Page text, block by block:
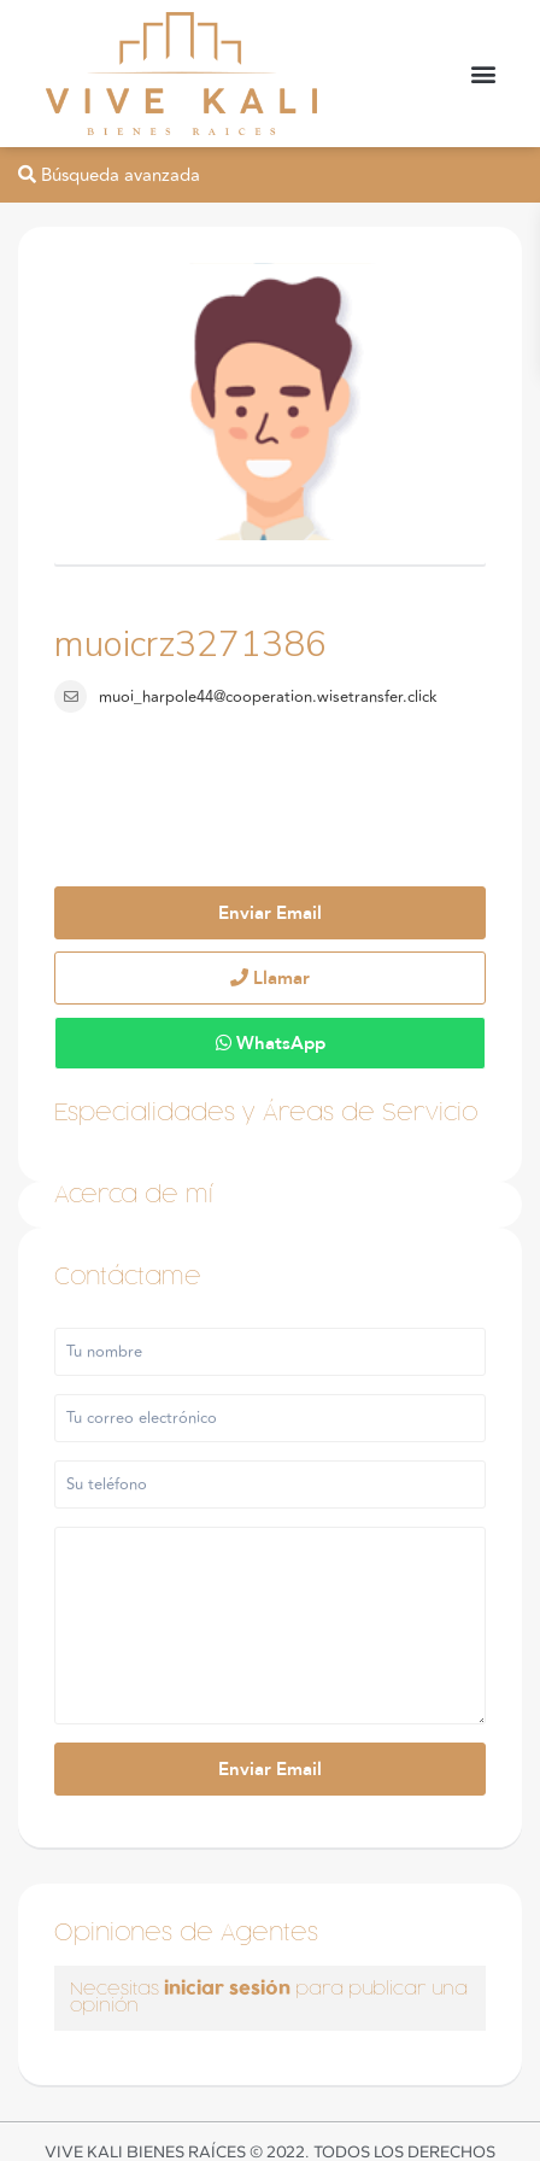
Búsqueda avanzada
muoicrz3271386
muoi_harpole44@cooperation.wisetransfer.click
Enviar Email
Llamar
WhatsApp
Especialidades y Áreas de Servicio
Acerca de mí
Contáctame
Opiniones de Agentes
Necesitas iniciar sesión para publicar una
opinión
VIVE KALI BIENES RAÍCES © 2022. TODOS LOS DERECHOS